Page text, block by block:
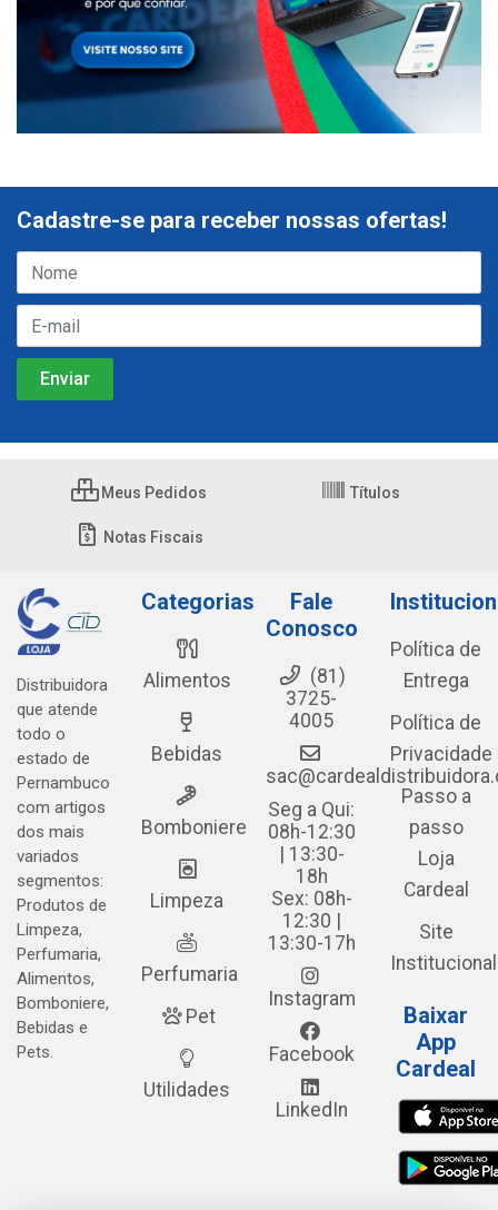
Cadastre-se para receber nossas ofertas!
Meus Pedidos Títulos
Notas Fiscais
Distribuidora
que atende
todo o
estado de
Pernambuco
com artigos
dos mais
variados
segmentos:
Produtos de
Limpeza,
Perfumaria,
Alimentos,
Bomboniere,
Bebidas e
Pets.
Categorias
Alimentos
Bebidas
Bomboniere
Limpeza
Perfumaria
Pet
Utilidades
Fale
Conosco
(81)
3725-
4005
Seg a Qui:
08h-12:30
| 13:30-
18h
Sex: 08h-
12:30 |
13:30-17h
Instagram
Facebook
LinkedIn
Política de
Entrega
Política de
Privacidade
Passo a
passo
Loja
Cardeal
Site
Institucional
Baixar
App
Cardeal